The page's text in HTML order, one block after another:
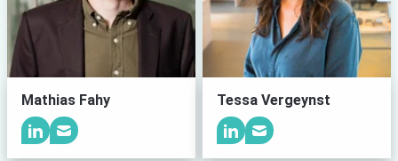
Mathias Fahy Tessa Vergeynst